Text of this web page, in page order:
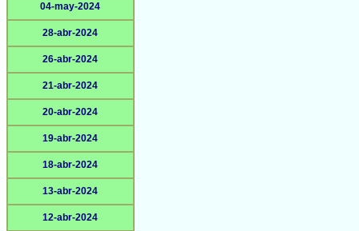
04-may-2024
28-abr-2024
26-abr-2024
21-abr-2024
20-abr-2024
19-abr-2024
18-abr-2024
13-abr-2024
12-abr-2024